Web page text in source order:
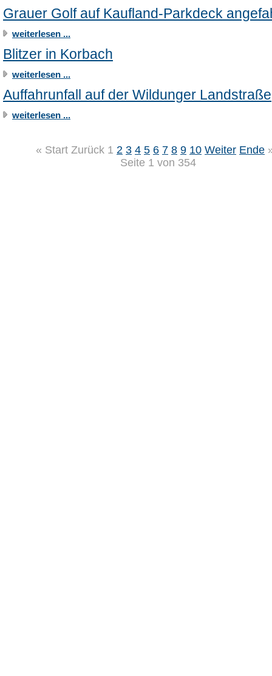
Grauer Golf auf Kaufland-Parkdeck
weiterlesen ...
Blitzer in Korbach
weiterlesen ...
Auffahrunfall auf der Wildunger Landstraße
weiterlesen ...
« Start Zurück 1 2 3 4 5 6 7 8 9 10 Weiter Ende
Seite 1 von 354